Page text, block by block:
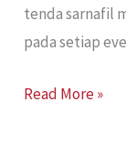
tenda sarnafil
pada setiap
Read More »